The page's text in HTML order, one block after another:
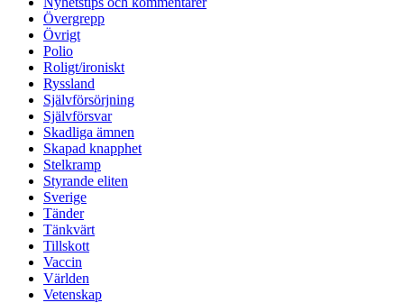
Övergrepp
Övrigt
Polio
Roligt/ironiskt
Ryssland
Självförsörjning
Självförsvar
Skadliga ämnen
Skapad knapphet
Stelkramp
Styrande eliten
Sverige
Tänder
Tänkvärt
Tillskott
Vaccin
Världen
Vetenskap